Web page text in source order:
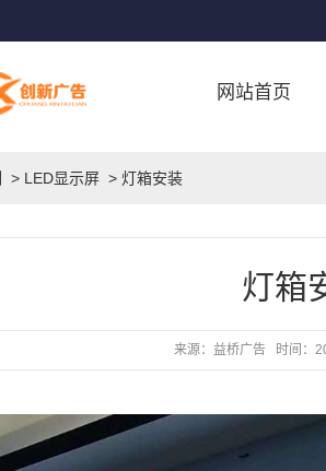
网站首页
> LED显示屏 > 灯箱安装
灯箱
来源： 益桥广告 时间：